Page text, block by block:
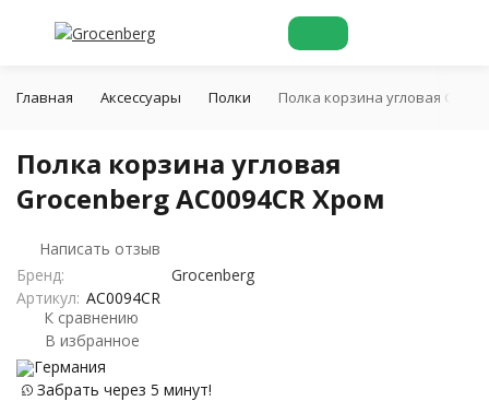
Главная Аксессуары Полки Полка корзина угловая
Полка корзина угловая
Grocenberg AC0094CR Хром
Написать отзыв
Бренд:
Grocenberg
Артикул: AC0094CR
К сравнению
В избранное
Германия
Забрать через 5 минут!